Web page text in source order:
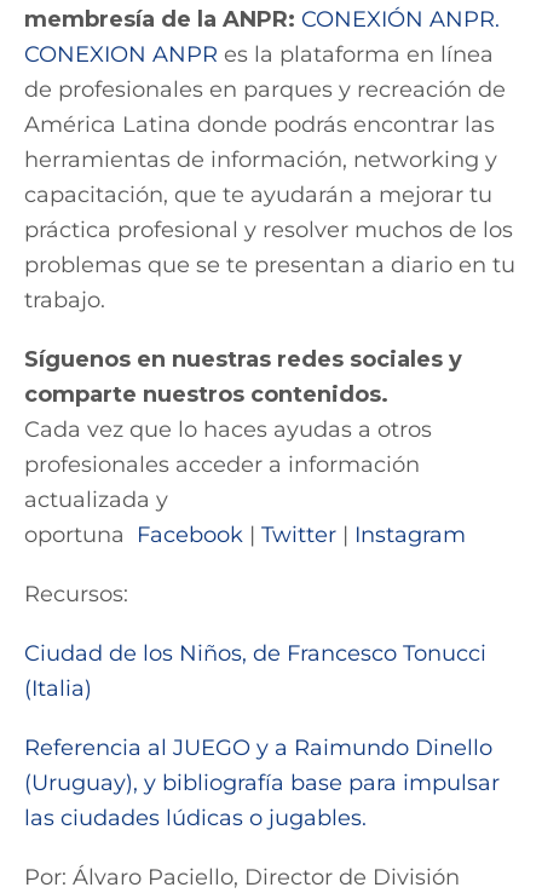
membresía de la ANPR: CONEXIÓN ANPR.
CONEXION ANPR es la plataforma en línea
de profesionales en parques y recreación de
América Latina donde podrás encontrar las
herramientas de información, networking y
capacitación, que te ayudarán a mejorar tu
práctica profesional y resolver muchos de los
problemas que se te presentan a diario en tu
trabajo.
Síguenos en nuestras redes sociales y
comparte nuestros contenidos.
Cada vez que lo haces ayudas a otros
profesionales acceder a información
actualizada y
oportuna Facebook| Twitter| Instagram
Recursos:
Ciudad de los Niños, de Francesco Tonucci
(Italia)
Referencia al JUEGO y a Raimundo Dinello
(Uruguay), y bibliografía base para impulsar
las ciudades lúdicas o jugables.
Por: Álvaro Paciello, Director de División